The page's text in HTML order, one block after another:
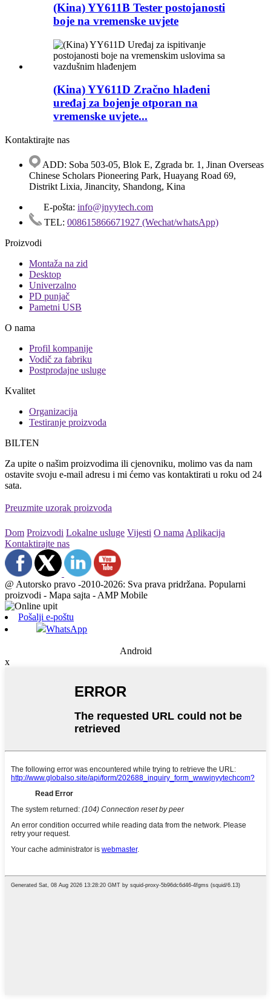
(Kina) YY611B Tester postojanosti
boje na vremenske uvjete
(Kina) YY611D Zračno hlađeni
uređaj za bojenje otporan na
vremenske uvjete...
Kontaktirajte nas
ADD: Soba 503-05, Blok E, Zgrada br. 1, Jinan Overseas
Chinese Scholars Pioneering Park, Huayang Road 69,
Distrikt Lixia, Jinancity, Shandong, Kina
E-pošta: info@jnyytech.com
TEL: 008615866671927 (Wechat/whatsApp)
Proizvodi
Montaža na zid
Desktop
Univerzalno
PD punjač
Pametni USB
O nama
Profil kompanije
Vodič za fabriku
Postprodajne usluge
Kvalitet
Organizacija
Testiranje proizvoda
BILTEN
Za upite o našim proizvodima ili cjenovniku, molimo vas da nam
ostavite svoju e-mail adresu i mi ćemo vas kontaktirati u roku od 24
sata.
Preuzmite uzorak proizvoda
Dom Proizvodi Lokalne usluge Vijesti O nama Aplikacija
Kontaktirajte nas
@ Autorsko pravo -2010-2026: Sva prava pridržana. Popularni
proizvodi - Mapa sajta - AMP Mobile
Pošalji e-poštu
WhatsApp
Android
x